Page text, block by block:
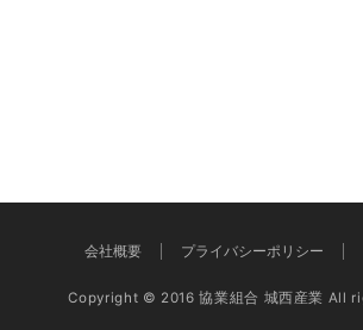
会社概要 プライバシーポリシー
Copyright © 2016 協業組合 城西産業 All